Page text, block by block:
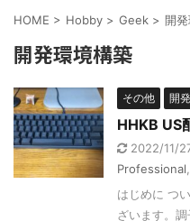
HOME > Hobby > Geek > 開
開発環境構築
その他 開
HHKB US
2022/11/
Professional
はじめに つ
ざいます。